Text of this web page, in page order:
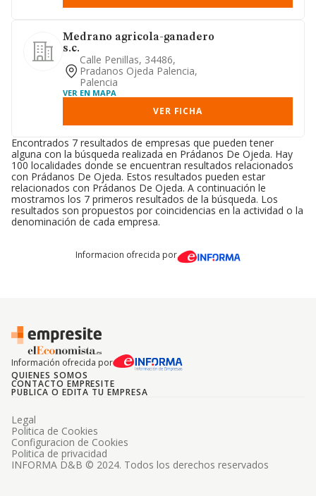
Medrano agricola-ganadero
s.c.
Calle Penillas, 34486,
Pradanos Ojeda Palencia,
Palencia
VER EN MAPA
VER FICHA
Encontrados 7 resultados de empresas que pueden tener
alguna con la búsqueda realizada en Prádanos De Ojeda. Hay
100 localidades donde se encuentran resultados relacionados
con Prádanos De Ojeda. Estos resultados pueden estar
relacionados con Prádanos De Ojeda. A continuación le
mostramos los 7 primeros resultados de la búsqueda. Los
resultados son propuestos por coincidencias en la actividad o la
denominación de cada empresa.
Informacion ofrecida por
Información ofrecida por
QUIENES SOMOS
CONTACTO EMPRESITE
PUBLICA O EDITA TU EMPRESA
INFORMA D&B © 2024. Todos los derechos reservados
Legal
Politica de Cookies
Configuracion de Cookies
Politica de privacidad